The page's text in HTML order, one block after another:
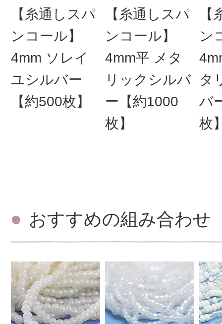
【糸通しスパ
ンコール】
4mm ソレイ
ユシルバー
【約500枚】
【糸通しスパ
ンコール】
4mm平 メタ
リックシルバ
ー【約1000
枚】
ン
タ
バ
枚
おすすめの組み合わせ